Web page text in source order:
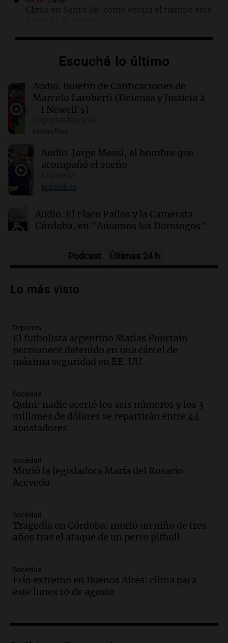
Clima en Santa Fe: cómo estará el tiempo este
Colombia confirma la muerte de un cabecilla
militar
00:11 Clima
lunes 10 de agosto
00:06 Clima
Clima en CABA: cómo estará el tiempo este
lunes 10 de agosto
Escuchá lo último
Audio. Boletín de Calificaciones de
Marcelo Lamberti (Defensa y Justicia 2
- 1 Newell's)
Episodios
Audio. Jorge Messi, el hombre que
acompañó el sueño
Episodios
Audio. El Flaco Pailos y la Camerata
Córdoba, en "Amamos los Domingos"
hablaron de su obra en Cadena 3
Audio.
Córdoba espera a León XIV con el
recuerdo del paso de Juan Pablo II: "Te
traspasaba con la mirada"
Amamos los Domingos
Audio.
un imperdible cordobés para los
amantes de la astronomía
Amamos los Domingos
la historia del club de Irlanda
revolucionado por hinchas argentinos
Amamos los Domingos
Audio.
argentino regresa al país tras conflicto
con Brasil
Audio.Bomberos asisten a senderista
con fractura de tobillo en refugio Doña
Episodios
Podcast Últimas 24 h
Lo más visto
Deportes
El futbolista argentino Matías Pourrain
permanece detenido en una cárcel de
máxima seguridad en EE. UU.
Sociedad
Quini: nadie acertó los seis números y los 3
millones de dólares se repartirán entre 44
apostadores
Sociedad
Murió la legisladora María del Rosario
Acevedo
Sociedad
Tragedia en Córdoba: murió un niño de tres
años tras el ataque de un perro pitbull
Sociedad
Frío extremo en Buenos Aires: clima para
este lunes 10 de agosto